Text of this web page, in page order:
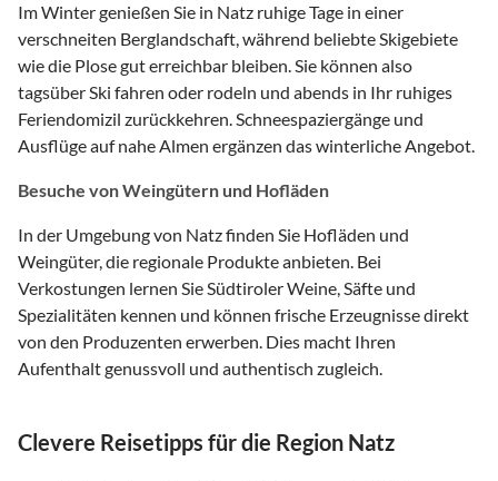
Im Winter genießen Sie in Natz ruhige Tage in einer
verschneiten Berglandschaft, während beliebte Skigebiete
wie die Plose gut erreichbar bleiben. Sie können also
tagsüber Ski fahren oder rodeln und abends in Ihr ruhiges
Feriendomizil zurückkehren. Schneespaziergänge und
Ausflüge auf nahe Almen ergänzen das winterliche Angebot.
Besuche von Weingütern und Hofläden
In der Umgebung von Natz finden Sie Hofläden und
Weingüter, die regionale Produkte anbieten. Bei
Verkostungen lernen Sie Südtiroler Weine, Säfte und
Spezialitäten kennen und können frische Erzeugnisse direkt
von den Produzenten erwerben. Dies macht Ihren
Aufenthalt genussvoll und authentisch zugleich.
Clevere Reisetipps für die Region Natz